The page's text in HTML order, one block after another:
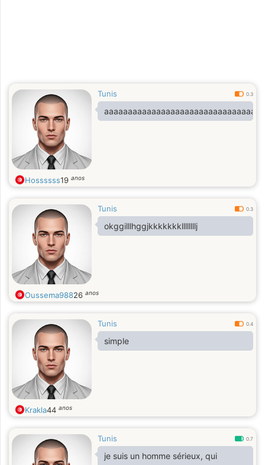
Tunis 0.3
aaaaaaaaaaaaaaaaaaaaaaaaaaaaaaaaa
Hossssss19 anos
Tunis 0.3
okggilllhggjkkkkkkkllllllllj
Oussema98826 anos
Tunis 0.4
simple
Krakla44 anos
Tunis 0.7
je suis un homme sérieux, qui